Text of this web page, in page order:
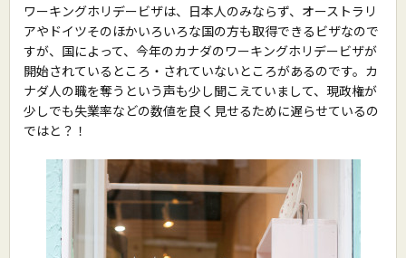
ワーキングホリデービザは、日本人のみならず、オーストラリ
アやドイツそのほかいろいろな国の方も取得できるビザなので
すが、国によって、今年のカナダのワーキングホリデービザが
開始されているところ・されていないところがあるのです。カ
ナダ人の職を奪うという声も少し聞こえていまして、現政権が
少しでも失業率などの数値を良く見せるために遅らせているの
ではと？！